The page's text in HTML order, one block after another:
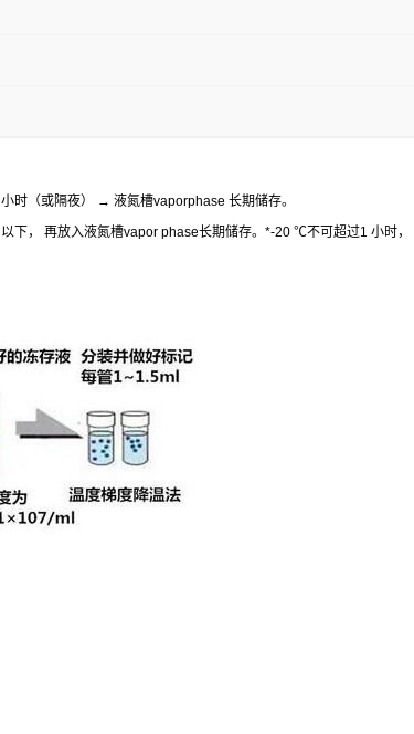
小时（或隔夜） → 液氮槽vaporphase 长期储存。
以下， 再放入液氮槽vapor phase长期储存。 *-20 ℃不可超过1 小时，